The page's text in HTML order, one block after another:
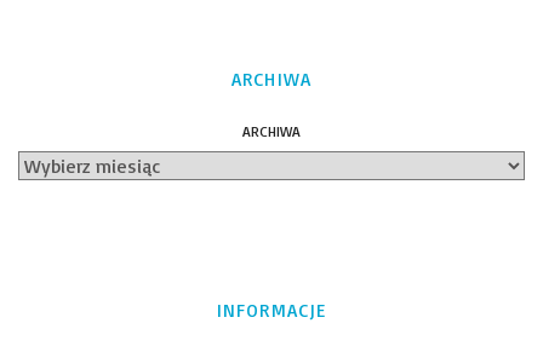
ARCHIWA
ARCHIWA
INFORMACJE